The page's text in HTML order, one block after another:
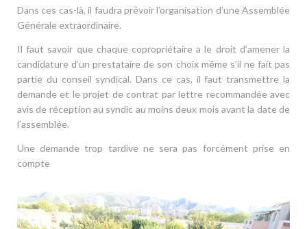
Dans ces cas-là, il faudra prévoir l’organisation d’une Assemblée
Générale extraordinaire.
Il faut savoir que chaque copropriétaire a le droit d’amener la
candidature d’un prestataire de son choix même s’il ne fait pas
partie du conseil syndical. Dans ce cas, il faut transmettre la
demande et le projet de contrat par lettre recommandée avec
avis de réception au syndic au moins deux mois avant la date de
l’assemblée.
Une demande trop tardive ne sera pas forcément prise en
compte